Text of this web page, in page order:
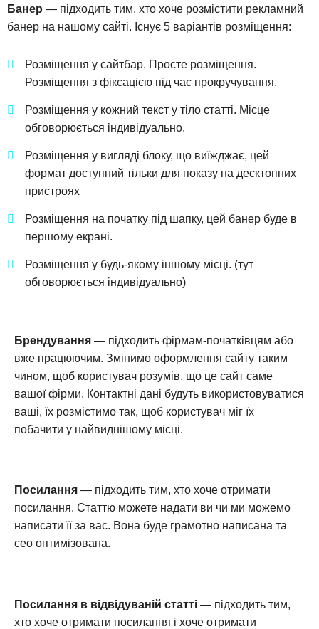
Банер — підходить тим, хто хоче розмістити рекламний
банер на нашому сайті. Існує 5 варіантів розміщення:
Розміщення у сайтбар. Просте розміщення.
Розміщення з фіксацією під час прокручування.
Розміщення у кожний текст у тіло статті. Місце
обговорюється індивідуально.
Розміщення у вигляді блоку, що виїжджає, цей
формат доступний тільки для показу на десктопних
пристроях
Розміщення на початку під шапку, цей банер буде в
першому екрані.
Розміщення у будь-якому іншому місці. (тут
обговорюється індивідуально)
Брендування— підходить фірмам-початківцям або
вже працюючим. Змінимо оформлення сайту таким
чином, щоб користувач розумів, що це сайт саме
вашої фірми. Контактні дані будуть використовуватися
ваші, їх розмістимо так, щоб користувач міг їх
побачити у найвиднішому місці.
Посилання— підходить тим, хто хоче отримати
посилання. Статтю можете надати ви чи ми можемо
написати її за вас. Вона буде грамотно написана та
сео оптимізована.
Посилання в відвідуваній статті— підходить тим,
хто хоче отримати посилання і хоче отримати